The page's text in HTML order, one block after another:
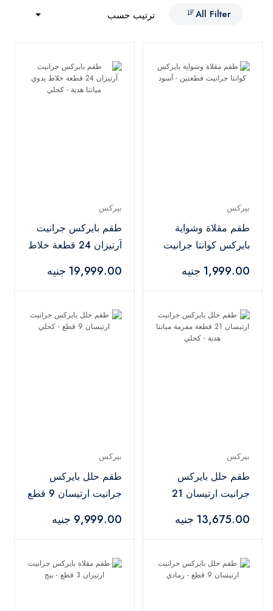
All Filter
ترتيب حسب
بيركس
طقم مقلاة وشواية
بايركس كوانتا جرانيت
1,999.00 جنيه
بيركس
طقم بايركس جرانيت
آرتيزان 24 قطعة خلاط
كحلي
19,999.00 جنيه
بيركس
طقم حلل بايركس
جرانيت ارتيسان 21
هدية - كحلي
13,675.00 جنيه
بيركس
طقم حلل بايركس
جرانيت ارتيسان 9 قطع
9,999.00 جنيه